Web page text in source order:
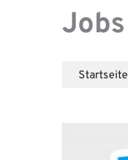
Jobs
Startseite